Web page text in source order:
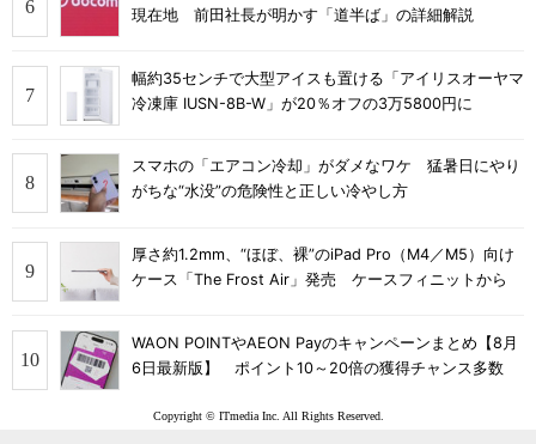
現在地 前田社長が明かす「道半ば」の詳細解説
幅約35センチで大型アイスも置ける「アイリスオーヤマ
冷凍庫 IUSN-8B-W」が20％オフの3万5800円に
スマホの「エアコン冷却」がダメなワケ 猛暑日にやり
がちな“水没”の危険性と正しい冷やし方
厚さ約1.2mm、“ほぼ、裸”のiPad Pro（M4／M5）向け
ケース「The Frost Air」発売 ケースフィニットから
WAON POINTやAEON Payのキャンペーンまとめ【8月
6日最新版】 ポイント10～20倍の獲得チャンス多数
Copyright © ITmedia Inc. All Rights Reserved.